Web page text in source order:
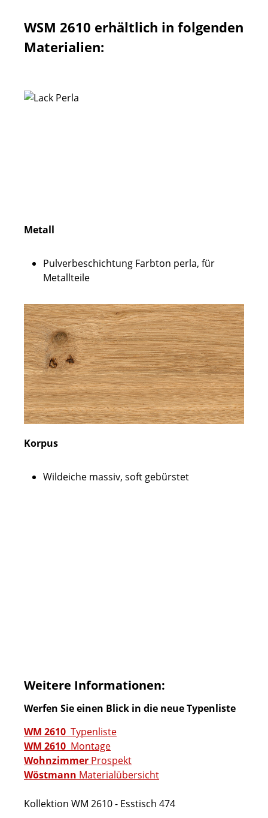
WSM 2610 erhältlich in folgenden
Materialien:
Metall
Pulverbeschichtung Farbton perla, für
Metallteile
Korpus
Wildeiche massiv, soft gebürstet
Weitere Informationen:
Werfen Sie einen Blick in die neue Typenliste
WM 2610 Typenliste
WM 2610 Montage
Wohnzimmer Prospekt
Wöstmann Materialübersicht
Kollektion WM 2610 - Esstisch 474